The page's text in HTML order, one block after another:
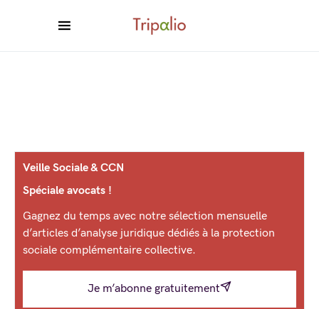
Veille Sociale & CCN
Spéciale avocats !
Gagnez du temps avec notre sélection mensuelle
d’articles d’analyse juridique dédiés à la protection
sociale complémentaire collective.
Je m’abonne gratuitement